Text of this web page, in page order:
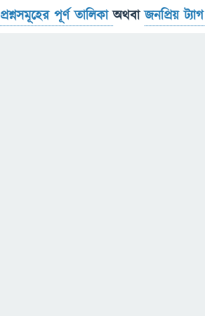
প্রশ্নসমূহের পূর্ণ তালিকাঅথবাজনপ্রিয় ট্যাগ